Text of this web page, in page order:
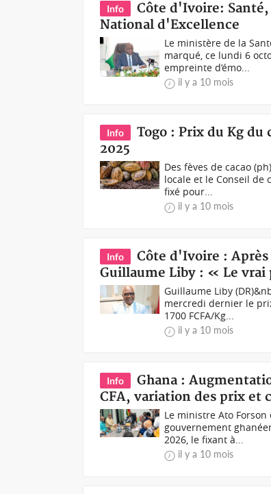
Info
Côte d'Ivoire:
National d'Excellence
Le ministère de la
marqué, ce lundi 6
empreinte d’émo...
il y a 10 mois
Info
Togo : Prix du Kg
2025
Des fèves de cacao
locale et le Conseil de
fixé pour...
il y a 10 mois
Info
Côte d'Ivoire :
Guillaume Liby : « Le
Guillaume Liby
mercredi dernier le
1700 FCFA/Kg...
il y a 10 mois
Info
Ghana :
CFA, variation des prix et
Le ministre Ato
gouvernement
2026, le fixant à...
il y a 10 mois